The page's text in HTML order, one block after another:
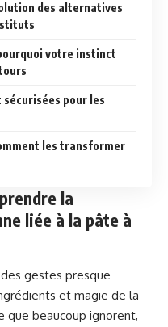
des alternatives
votre instinct
pour les
les transformer
la
liée à la pâte à
des gestes presque
et magie de la
que beaucoup ignorent,